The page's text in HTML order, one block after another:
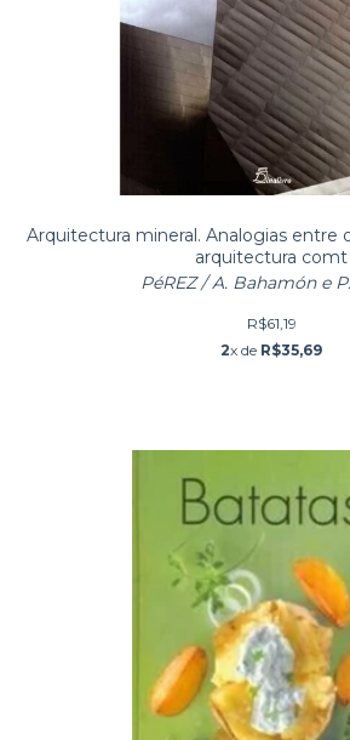
Arquitectura mineral. Analogias entre
arquitectura comt
PéREZ / A. Bahamón e
R$61,19
2x de R$35,69